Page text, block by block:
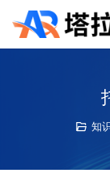
知